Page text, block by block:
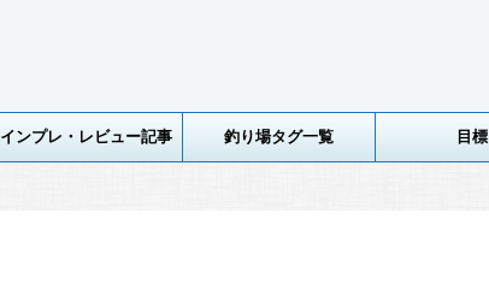
インプレ・レビュー記事 釣り場タグ一覧 目標